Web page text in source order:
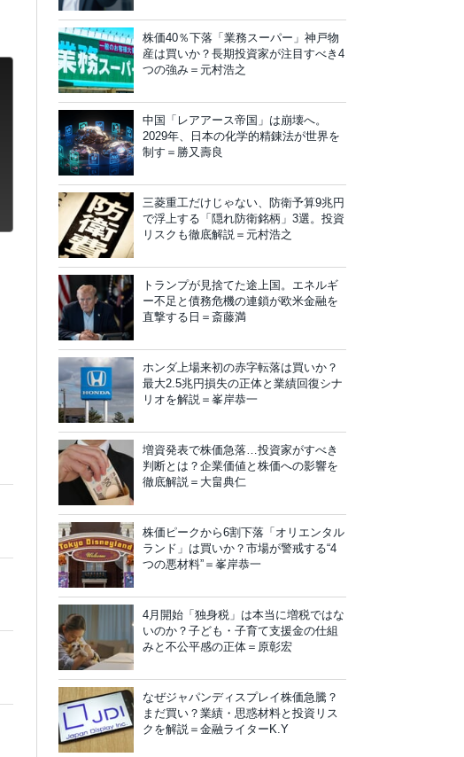
株価40％下落「業務スーパー」神戸物
産は買いか？長期投資家が注目すべき4
つの強み＝元村浩之
中国「レアアース帝国」は崩壊へ。
2029年、日本の化学的精錬法が世界を
制す＝勝又壽良
三菱重工だけじゃない、防衛予算9兆円
で浮上する「隠れ防衛銘柄」3選。投資
リスクも徹底解説＝元村浩之
トランプが見捨てた途上国。エネルギ
ー不足と債務危機の連鎖が欧米金融を
直撃する日＝斎藤満
ホンダ上場来初の赤字転落は買いか？
最大2.5兆円損失の正体と業績回復シナ
リオを解説＝峯岸恭一
増資発表で株価急落…投資家がすべき
判断とは？企業価値と株価への影響を
徹底解説＝大畠典仁
株価ピークから6割下落「オリエンタル
ランド」は買いか？市場が警戒する“4
つの悪材料”＝峯岸恭一
4月開始「独身税」は本当に増税ではな
いのか？子ども・子育て支援金の仕組
みと不公平感の正体＝原彰宏
なぜジャパンディスプレイ株価急騰？
まだ買い？業績・思惑材料と投資リス
クを解説＝金融ライターK.Y